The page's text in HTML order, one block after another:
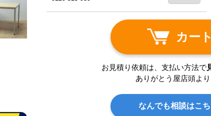
カー
お見積り依頼は、支払い方法で
ありがとう屋店頭より
なんでも相談はこ